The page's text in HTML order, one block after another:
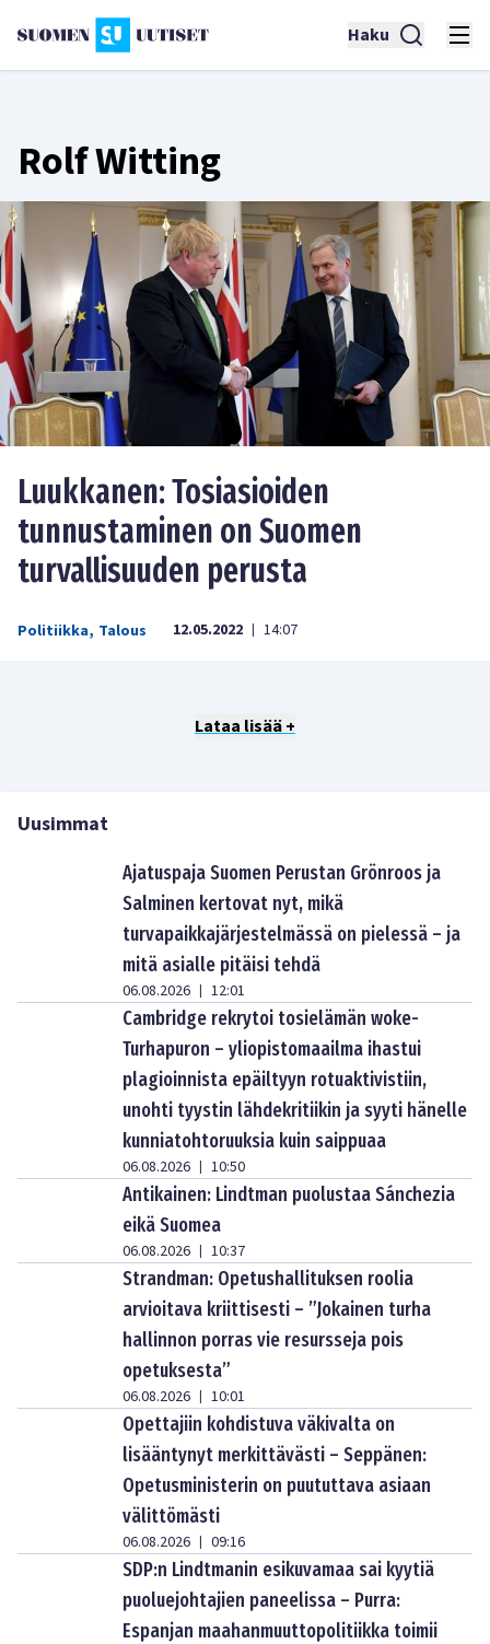
Haku
Rolf Witting
Luukkanen: Tosiasioiden
tunnustaminen on Suomen
turvallisuuden perusta
Politiikka, Talous 12.05.2022 | 14:07
Lataa lisää +
Uusimmat
Ajatuspaja Suomen Perustan Grönroos ja
Salminen kertovat nyt, mikä
turvapaikkajärjestelmässä on pielessä – ja
mitä asialle pitäisi tehdä
06.08.2026 | 12:01
Cambridge rekrytoi tosielämän woke-
Turhapuron – yliopistomaailma ihastui
plagioinnista epäiltyyn rotuaktivistiin,
unohti tyystin lähdekritiikin ja syyti hänelle
kunniatohtoruuksia kuin saippuaa
06.08.2026 | 10:50
Antikainen: Lindtman puolustaa Sánchezia
eikä Suomea
06.08.2026 | 10:37
Strandman: Opetushallituksen roolia
arvioitava kriittisesti – ”Jokainen turha
hallinnon porras vie resursseja pois
opetuksesta”
06.08.2026 | 10:01
Opettajiin kohdistuva väkivalta on
lisääntynyt merkittävästi – Seppänen:
Opetusministerin on puututtava asiaan
välittömästi
06.08.2026 | 09:16
SDP:n Lindtmanin esikuvamaa sai kyytiä
puoluejohtajien paneelissa – Purra:
Espanjan maahanmuuttopolitiikka toimii